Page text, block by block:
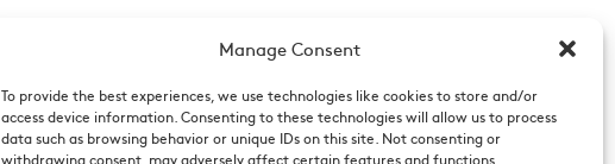
Manage Consent
To provide the best experiences, we use technologies like cookies to store and/or
access device information. Consenting to these technologies will allow us to process
data such as browsing behavior or unique IDs on this site. Not consenting or
withdrawing consent, may adversely affect certain features and functions.